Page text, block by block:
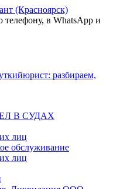
телефону, в WhatsApp и
: разбираем,
В СУДАХ
лиц
обслуживание
лиц